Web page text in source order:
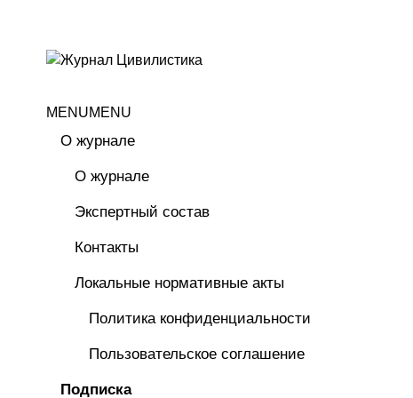
MENUMENU
О журнале
О журнале
Экспертный состав
Контакты
Локальные нормативные акты
Политика конфиденциальности
Пользовательское соглашение
Подписка